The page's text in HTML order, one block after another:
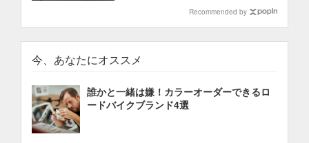
Recommended by
今、あなたにオススメ
誰かと一緒は嫌！カラーオーダーできるロ
ードバイクブランド4選